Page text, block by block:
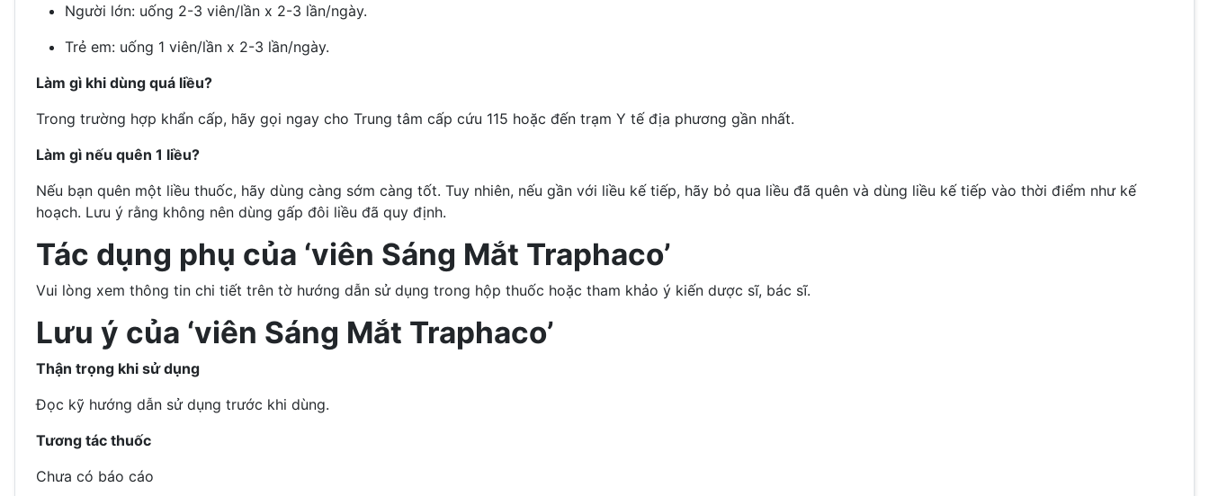
Người lớn: uống 2-3 viên/lần x 2-3 lần/ngày.
Trẻ em: uống 1 viên/lần x 2-3 lần/ngày.
Làm gì khi dùng quá liều?
Trong trường hợp khẩn cấp, hãy gọi ngay cho Trung tâm cấp cứu 115 hoặc đến trạm Y tế địa phương gần nhất.
Làm gì nếu quên 1 liều?
Nếu bạn quên một liều thuốc, hãy dùng càng sớm càng tốt. Tuy nhiên, nếu gần với liều kế tiếp, hãy bỏ qua liều đã quên và dùng liều kế tiếp vào thời điểm như kế
hoạch. Lưu ý rằng không nên dùng gấp đôi liều đã quy định.
Tác dụng phụ của ‘viên Sáng Mắt Traphaco’
Vui lòng xem thông tin chi tiết trên tờ hướng dẫn sử dụng trong hộp thuốc hoặc tham khảo ý kiến dược sĩ, bác sĩ.
Lưu ý của ‘viên Sáng Mắt Traphaco’
Thận trọng khi sử dụng
Đọc kỹ hướng dẫn sử dụng trước khi dùng.
Tương tác thuốc
Chưa có báo cáo